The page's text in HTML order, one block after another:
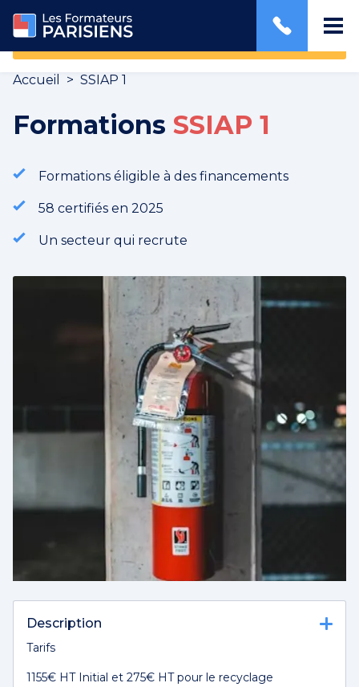
JE PASSE LA FORMATION
Accueil > SSIAP 1
Formations SSIAP 1
Formations éligible à des financements
58 certifiés en 2025
Un secteur qui recrute
Description
Tarifs
1155€ HT Initial et 275€ HT pour le recyclage